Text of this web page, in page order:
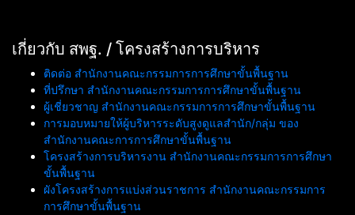
เกี่ยวกับ สพฐ. / โครงสร้างการบริหาร
ติดต่อ สำนักงานคณะกรรมการการศึกษาขั้นพื้นฐาน
ที่ปรึกษา สำนักงานคณะกรรมการการศึกษาขั้นพื้นฐาน
ผู้เชี่ยวชาญ สำนักงานคณะกรรมการการศึกษาขั้นพื้นฐาน
การมอบหมายให้ผู้บริหารระดับสูงดูแลสำนัก/กลุ่ม ของ
สำนักงานคณะการการศึกษาขั้นพื้นฐาน
โครงสร้างการบริหารงาน สำนักงานคณะกรรมการการศึกษา
ขั้นพื้นฐาน
ผังโครงสร้างการแบ่งส่วนราชการ สำนักงานคณะกรรมการ
การศึกษาขั้นพื้นฐาน